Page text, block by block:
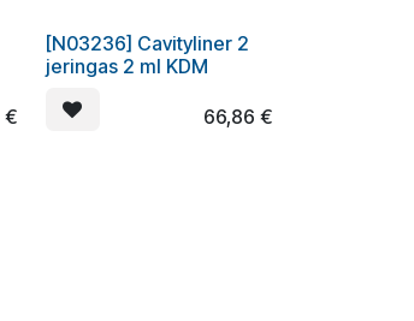
€
[N03236] Cavityliner 2
jeringas 2 ml KDM
66,86 €